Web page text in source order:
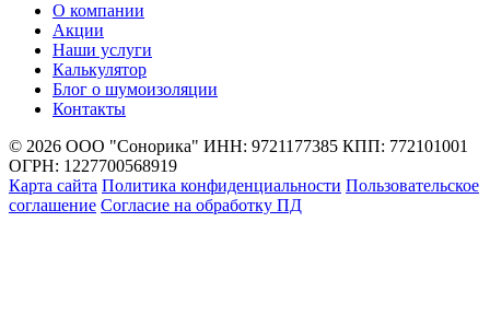
О компании
Акции
Наши услуги
Калькулятор
Блог о шумоизоляции
Контакты
© 2026 ООО "Сонорика" ИНН: 9721177385 КПП: 772101001
ОГРН: 1227700568919
Карта сайта Политика конфиденциальности Пользовательское
соглашение Согласие на обработку ПД